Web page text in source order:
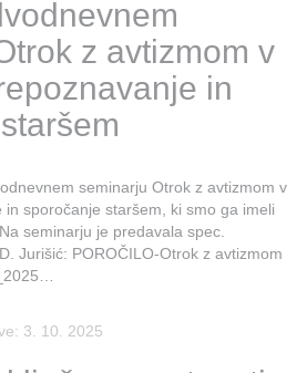
z avtizmom v
in
seminarju Otrok z avtizmom v
sporočanje staršem, ki smo ga imeli
seminarju je predavala spec.
Jurišić: POROČILO-Otrok z avtizmom
3. 10. 2025